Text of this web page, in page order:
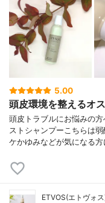
5.00
頭皮環境を整えるオ
頭皮トラブルにお悩みの
ストシャンプーこちらは
ケかゆみなどが気になる
ETVOS(エトヴォ